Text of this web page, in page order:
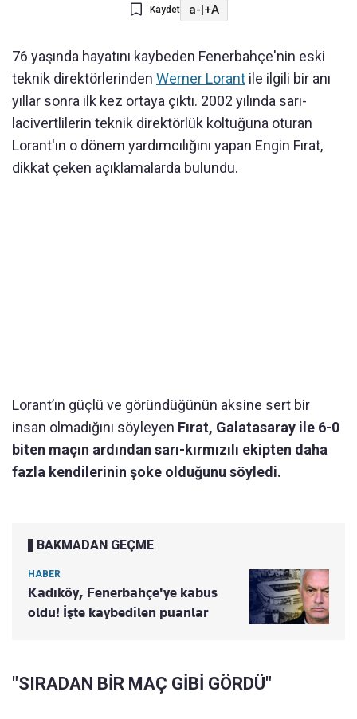
Kaydet a-|+A
76 yaşında hayatını kaybeden Fenerbahçe'nin eski
teknik direktörlerinden Werner Lorant ile ilgili bir anı
yıllar sonra ilk kez ortaya çıktı. 2002 yılında sarı-
lacivertlilerin teknik direktörlük koltuğuna oturan
Lorant'ın o dönem yardımcılığını yapan Engin Fırat,
dikkat çeken açıklamalarda bulundu.
Lorant’ın güçlü ve göründüğünün aksine sert bir
insan olmadığını söyleyen Fırat, Galatasaray ile 6-0
biten maçın ardından sarı-kırmızılı ekipten daha
fazla kendilerinin şoke olduğunu söyledi.
BAKMADAN GEÇME
HABER
Kadıköy, Fenerbahçe'ye kabus
oldu! İşte kaybedilen puanlar
"SIRADAN BİR MAÇ GİBİ GÖRDÜ"